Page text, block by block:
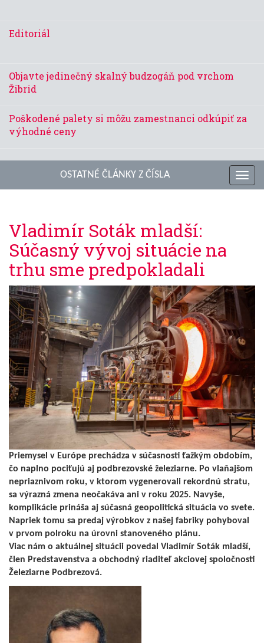
Editoriál
Objavte jedinečný skalný budzogáň pod vrchom
Žibrid
Poškodené palety si môžu zamestnanci odkúpiť za
výhodné ceny
OSTATNÉ ČLÁNKY Z ČÍSLA
Vladimír Soták mladší:
Súčasný vývoj situácie na
trhu sme predpokladali
Priemysel v Európe prechádza v súčasnosti ťažkým obdobím,
čo naplno pociťujú aj podbrezovské železiarne. Po vlaňajšom
nepriaznivom roku, v ktorom vygenerovali rekordnú stratu,
sa výrazná zmena neočakáva ani v roku 2025. Navyše,
komplikácie prináša aj súčasná geopolitická situácia vo svete.
Napriek tomu sa predaj výrobkov z našej fabriky pohyboval
v prvom polroku na úrovni stanoveného plánu.
Viac nám o aktuálnej situácii povedal Vladimír Soták mladší,
člen Predstavenstva a obchodný riaditeľ akciovej spoločnosti
Železiarne Podbrezová.